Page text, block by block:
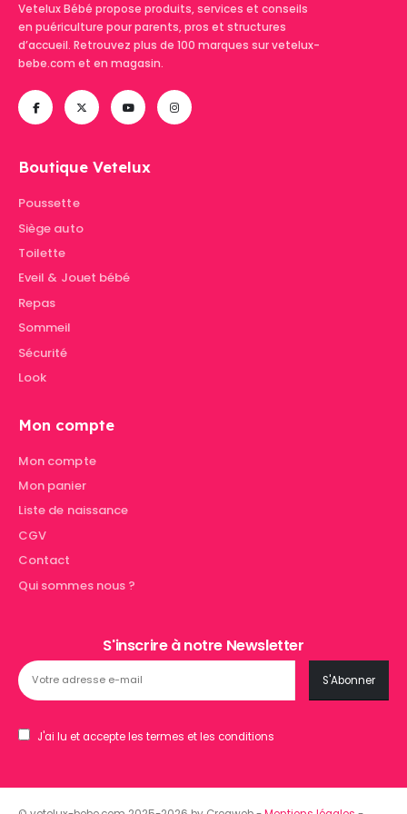
Vetelux Bébé propose produits, services et conseils
en puériculture pour parents, pros et structures
d’accueil. Retrouvez plus de 100 marques sur vetelux-
bebe.com et en magasin.
Boutique Vetelux
Poussette
Siège auto
Toilette
Eveil & Jouet bébé
Repas
Sommeil
Sécurité
Look
Mon compte
Mon compte
Mon panier
Liste de naissance
CGV
Contact
Qui sommes nous ?
S'inscrire à notre Newsletter
J'ai lu et accepte les termes et les conditions